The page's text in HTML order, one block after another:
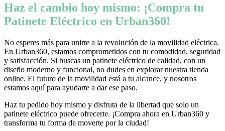
Haz el cambio hoy mismo: ¡Compra tu
Patinete Eléctrico en Urban360!
No esperes más para unirte a la revolución de la movilidad eléctrica.
En Urban360, estamos comprometidos con tu comodidad, seguridad
y satisfacción. Si buscas un patinete eléctrico de calidad, con un
diseño moderno y funcional, no dudes en explorar nuestra tienda
online. El futuro de la movilidad está a tu alcance, y nosotros
estamos aquí para ayudarte a dar ese paso.
Haz tu pedido hoy mismo y disfruta de la libertad que solo un
patinete eléctrico puede ofrecerte. ¡Compra ahora en Urban360 y
transforma tu forma de moverte por la ciudad!